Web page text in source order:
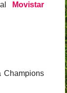
Movistar
Champions